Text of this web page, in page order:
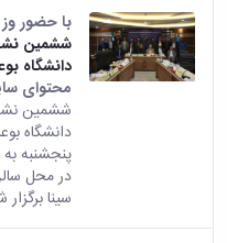
با حضور
ششمین
دانشگاه
محتوای
ششمین
دانشگاه
در محل
سینا